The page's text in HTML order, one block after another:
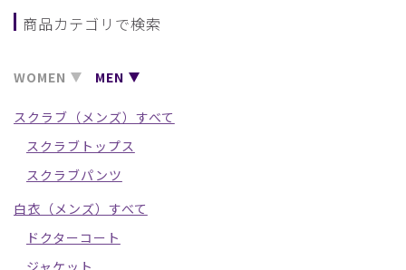
商品カテゴリで検索
WOMEN MEN
スクラブ（メンズ）すべて
スクラブトップス
スクラブパンツ
白衣（メンズ）すべて
ドクターコート
ジャケット